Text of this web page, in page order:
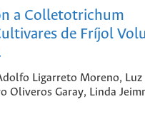
a Colletotrichum
de Fríjol
Ligarreto Moreno, Luz
Oliveros Garay, Linda